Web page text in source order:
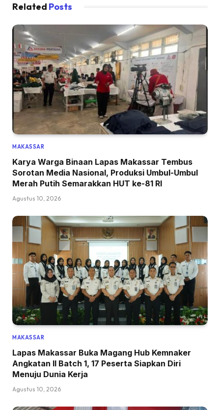
Related Posts
MAKASSAR
Karya Warga Binaan Lapas Makassar Tembus
Sorotan Media Nasional, Produksi Umbul-Umbul
Merah Putih Semarakkan HUT ke-81 RI
Agustus 10, 2026
MAKASSAR
Lapas Makassar Buka Magang Hub Kemnaker
Angkatan II Batch 1, 17 Peserta Siapkan Diri
Menuju Dunia Kerja
Agustus 10, 2026